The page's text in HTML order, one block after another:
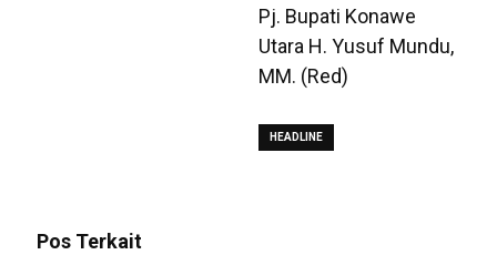
Pj. Bupati Konawe
Utara H. Yusuf Mundu,
MM. (Red)
HEADLINE
Pos Terkait